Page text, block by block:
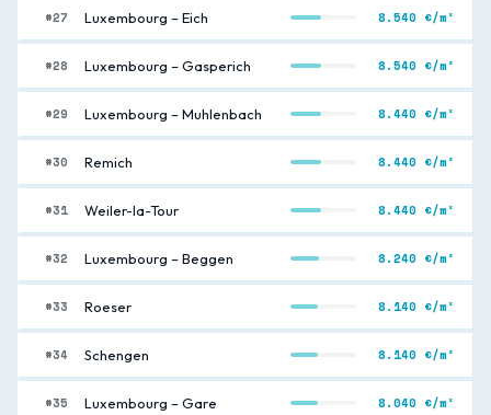
#27 Luxembourg – Eich 8.540 €/m²
#28 Luxembourg – Gasperich 8.540 €/m²
#29 Luxembourg – Muhlenbach 8.440 €/m²
#30 Remich 8.440 €/m²
#31 Weiler-la-Tour 8.440 €/m²
#32 Luxembourg – Beggen 8.240 €/m²
#33 Roeser 8.140 €/m²
#34 Schengen 8.140 €/m²
#35 Luxembourg – Gare 8.040 €/m²